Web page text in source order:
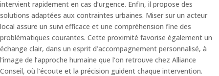
intervient rapidement en cas d’urgence. Enfin, il propose des
solutions adaptées aux contraintes urbaines. Miser sur un acteur
local assure un suivi efficace et une compréhension fine des
problématiques courantes. Cette proximité favorise également un
échange clair, dans un esprit d’accompagnement personnalisé, à
l’image de l’approche humaine que l’on retrouve chez Alliance
Conseil, où l’écoute et la précision guident chaque intervention.